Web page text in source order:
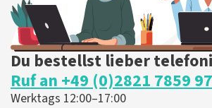
Du bestellst lieber
Ruf an +49 (0)2821 7859
Werktags 12:00–17:00